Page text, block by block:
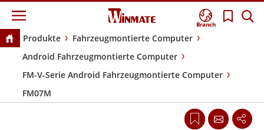
Branch
Produkte
Fahrzeugmontierte Computer
Android Fahrzeugmontierte Computer
FM-V-Serie Android Fahrzeugmontierte Computer
FM07M